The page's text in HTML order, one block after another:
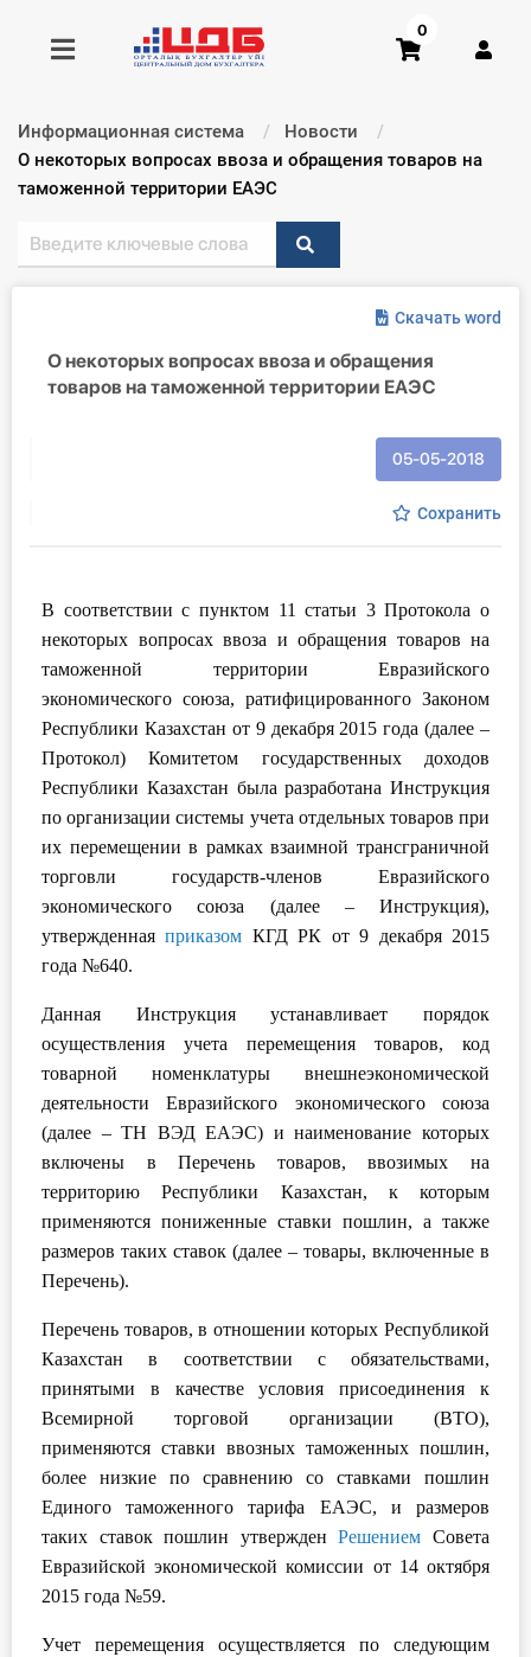
Получить консультацию
Главная ИС
Консультации
Вебинары
Справочник бухгалтера
Участник ВЭД
Практика ИП
Кадры. Труд. Зарплата.
Учет по отраслям
Юридический помощник
Интернет-магазин
О Системе
Обучение
Тарифы
Тестирование для
бухгалтера
0
Информационная система
Новости
Текущий:
О некоторых вопросах ввоза и обращения товаров на
таможенной территории ЕАЭС
Скачать word
О некоторых вопросах ввоза и обращения
товаров на таможенной территории ЕАЭС
05-05-2018
Сохранить
В соответствии с пунктом 11 статьи 3 Протокола о
некоторых вопросах ввоза и обращения товаров на
таможенной территории Евразийского
экономического союза, ратифицированного Законом
Республики Казахстан от 9 декабря 2015 года (далее –
Протокол) Комитетом государственных доходов
Республики Казахстан была разработана Инструкция
по организации системы учета отдельных товаров при
их перемещении в рамках взаимной трансграничной
торговли государств-членов Евразийского
экономического союза (далее – Инструкция),
утвержденнаяприказом КГД РК от 9 декабря 2015
года №640.
Данная Инструкция устанавливает порядок
осуществления учета перемещения товаров, код
товарной номенклатуры внешнеэкономической
деятельности Евразийского экономического союза
(далее – ТН ВЭД ЕАЭС) и наименование которых
включены в Перечень товаров, ввозимых на
территорию Республики Казахстан, к которым
применяются пониженные ставки пошлин, а также
размеров таких ставок (далее – товары, включенные в
Перечень).
Перечень товаров, в отношении которых Республикой
Казахстан в соответствии с обязательствами,
принятыми в качестве условия присоединения к
Всемирной торговой организации (ВТО),
применяются ставки ввозных таможенных пошлин,
более низкие по сравнению со ставками пошлин
Единого таможенного тарифа ЕАЭС, и размеров
таких ставок пошлин утвержденРешением Совета
Евразийской экономической комиссии от 14 октября
2015 года №59.
Учет перемещения осуществляется по следующим